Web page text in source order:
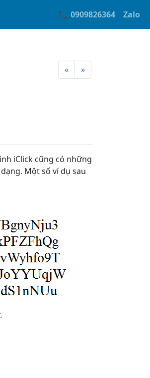
📞 0909826364 Zalo
« »
iClick cũng có những
Một số ví dụ sau